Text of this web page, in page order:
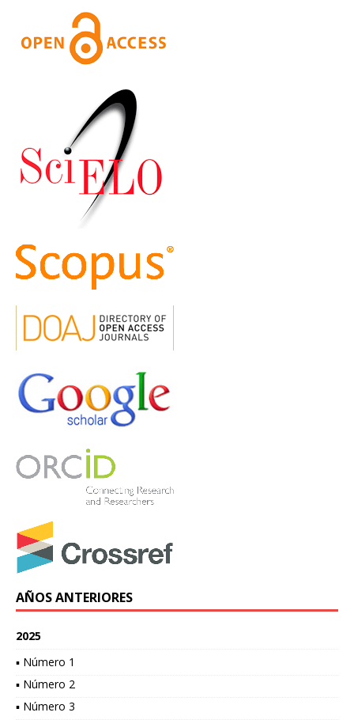
AÑOS ANTERIORES
2025
▪ Número 1
▪ Número 2
▪ Número 3